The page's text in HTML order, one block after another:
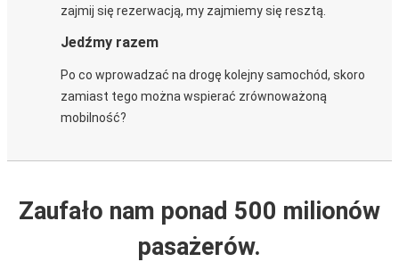
zajmij się rezerwacją, my zajmiemy się resztą.
Jedźmy razem
Po co wprowadzać na drogę kolejny samochód, skoro
zamiast tego można wspierać zrównoważoną
mobilność?
Zaufało nam ponad 500 milionów
pasażerów.